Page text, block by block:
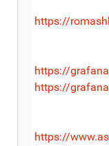
https://
https://
https://
https://